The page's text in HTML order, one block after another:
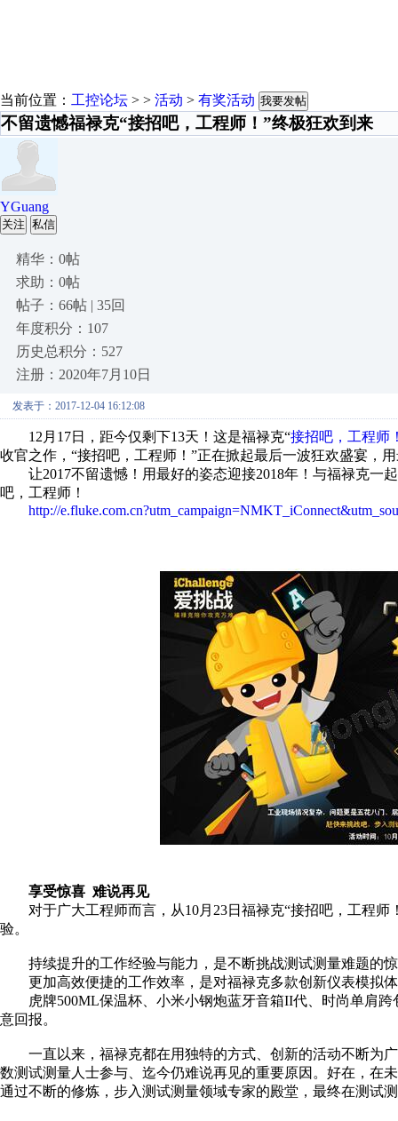
当前位置： 工控论坛 > > 活动 > 有奖活动 我要发帖
不留遗憾福禄克“接招吧，工程师！”终极狂欢到来
YGuang
关注 私信
精华：0帖
求助：0帖
帖子：66帖 | 35回
年度积分：107
历史总积分：527
注册：2020年7月10日
发表于：2017-12-04 16:12:08
12月17日，距今仅剩下13天！这是福禄克“接招吧，工程师
收官之作，“接招吧，工程师！”正在掀起最后一波狂欢盛宴，
让2017不留遗憾！用最好的姿态迎接2018年！与福禄克
吧，工程师！
http://
享受惊喜 难说再见
对于广大工程师而言，从10月23日福禄克“接招吧，工程
验。
持续提升的工作经验与能力，是不断挑战测试测量难题的
更加高效便捷的工作效率，是对福禄克多款创新仪表模拟
虎牌500ML保温杯、小米小钢炮蓝牙音箱II代、时尚单肩
意回报。
一直以来，福禄克都在用独特的方式、创新的活动不断为
数测试测量人士参与、迄今仍难说再见的重要原因。好在，在
通过不断的修炼，步入测试测量领域专家的殿堂，最终在测试